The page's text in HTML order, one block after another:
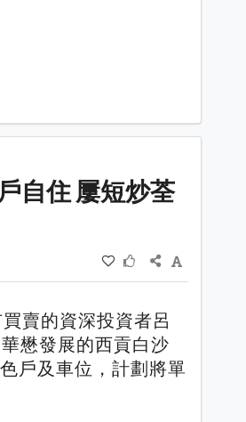
1 / 1
自住 屢短炒荃
賣的資深投資者呂
懋發展的西貢白沙
戶及車位，計劃將單